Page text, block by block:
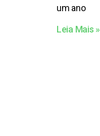
um ano
Leia Mais »